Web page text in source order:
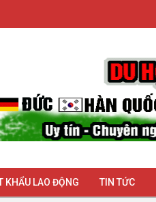
KHẨU LAO ĐỘNG TIN TỨC